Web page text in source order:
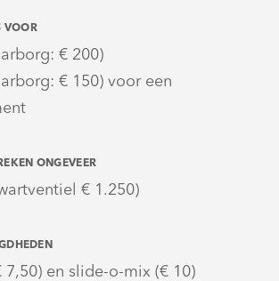
VOOR
€ 200)
€ 150) voor een
ONGEVEER
€ 1.250)
7,50) en slide-o-mix (€ 10)